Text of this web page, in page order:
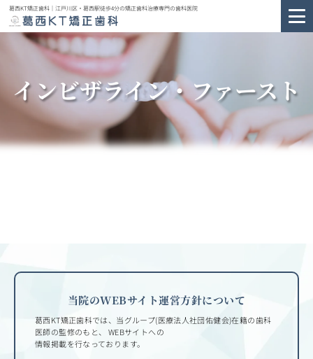
葛西KT矯正歯科｜江戸川区・葛西駅徒歩4分の矯正歯科治療専門の歯科医院
インビザライン・ファースト
当院のWEBサイト運営方針について
葛西KT矯正歯科では、当グループ(医療法人社団佑健会)在籍の歯科
医師の監修のもと、 WEBサイトへの
情報掲載を行なっております。